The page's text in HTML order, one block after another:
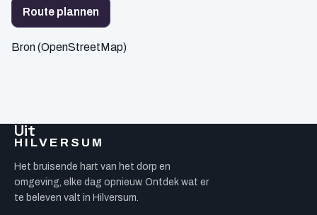
Route plannen
Bron (OpenStreetMap)
Uit
HILVERSUM
Het bruisende hart van het dorp en
omgeving, elke dag opnieuw. Ontdek wat er
te beleven valt in Hilversum.